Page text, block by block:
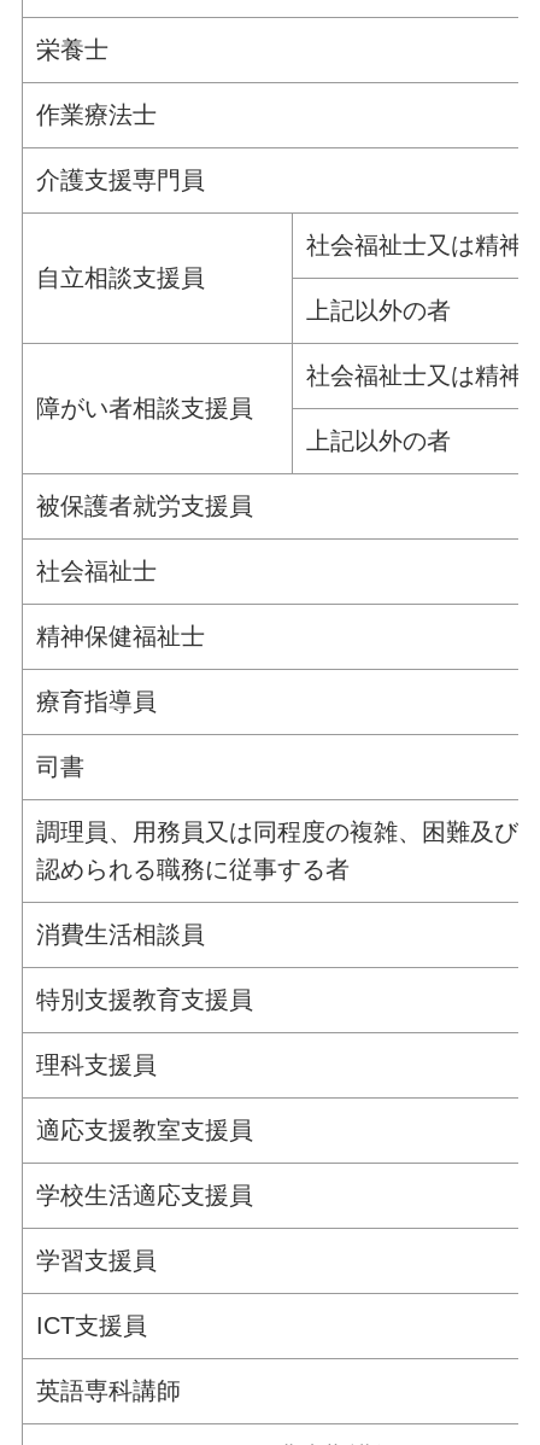
栄養士
作業療法士
介護支援専門員
自立相談支援員
社会福祉士又は精神
上記以外の者
障がい者相談支援員
社会福祉士又は精神
上記以外の者
被保護者就労支援員
社会福祉士
精神保健福祉士
療育指導員
司書
調理員、用務員又は同程度の複雑、困難及び
認められる職務に従事する者
消費生活相談員
特別支援教育支援員
理科支援員
適応支援教室支援員
学校生活適応支援員
学習支援員
ICT支援員
英語専科講師